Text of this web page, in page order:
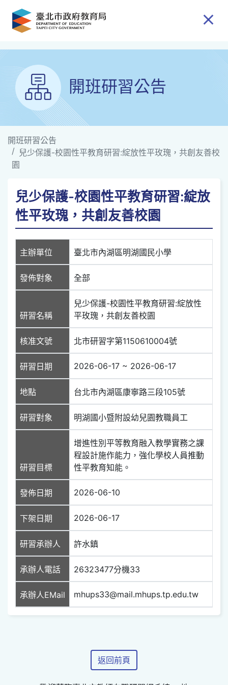
跳到主要內容
開班研習公告
開班研習公告
兒少保護-校園性平教育研習:綻放性平玫瑰，共創友善校
園
兒少保護-校園性平教育研習:綻放
性平玫瑰，共創友善校園
主辦單位 臺北市內湖區明湖國民小學
發佈對象 全部
研習名稱
兒少保護-校園性平教育研習:綻放性
平玫瑰，共創友善校園
核准文號 北市研習字第1150610004號
研習日期 2026-06-17 ~ 2026-06-17
地點 台北市內湖區康寧路三段105號
研習對象 明湖國小暨附設幼兒園教職員工
研習目標
增進性別平等教育融入教學實務之課
程設計施作能力，強化學校人員推動
性平教育知能。
發佈日期 2026-06-10
下架日期 2026-06-17
研習承辦人 許水鎮
承辦人電話 26323477分機33
承辦人EMail mhups33@mail.mhups.tp.edu.tw
返回前頁